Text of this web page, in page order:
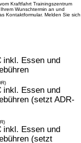
Kraftfahrt Trainingszentrum
Wunschtermin an und
Kontaktformular. Melden Sie sich
inkl. Essen und
inkl. Essen und
(setzt ADR-
inkl. Essen und
(setzt